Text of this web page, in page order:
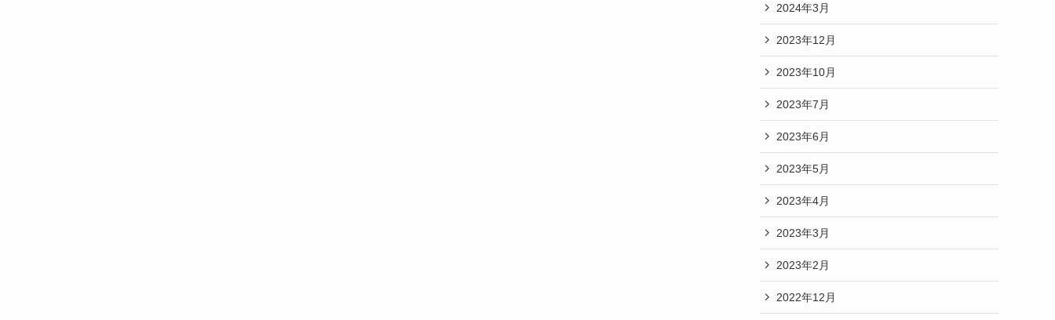
2024年3月
2023年12月
2023年10月
2023年7月
2023年6月
2023年5月
2023年4月
2023年3月
2023年2月
2022年12月